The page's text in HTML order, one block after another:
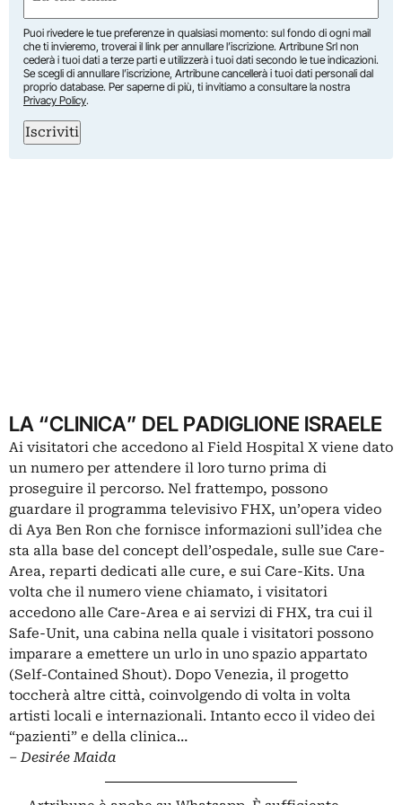
(Obbligatorio)
Puoi rivedere le tue preferenze in qualsiasi momento: sul fondo di ogni mail
che ti invieremo, troverai il link per annullare l’iscrizione. Artribune Srl non
cederà i tuoi dati a terze parti e utilizzerà i tuoi dati secondo le tue indicazioni.
Se scegli di annullare l’iscrizione, Artribune cancellerà i tuoi dati personali dal
proprio database. Per saperne di più, ti invitiamo a consultare la nostra
Privacy Policy.
Iscriviti
LA “CLINICA” DEL PADIGLIONE ISRAELE
Ai visitatori che accedono al Field Hospital X viene dato
un numero per attendere il loro turno prima di
proseguire il percorso. Nel frattempo, possono
guardare il programma televisivo FHX, un’opera video
di Aya Ben Ron che fornisce informazioni sull’idea che
sta alla base del concept dell’ospedale, sulle sue Care-
Area, reparti dedicati alle cure, e sui Care-Kits. Una
volta che il numero viene chiamato, i visitatori
accedono alle Care-Area e ai servizi di FHX, tra cui il
Safe-Unit, una cabina nella quale i visitatori possono
imparare a emettere un urlo in uno spazio appartato
(Self-Contained Shout). Dopo Venezia, il progetto
toccherà altre città, coinvolgendo di volta in volta
artisti locali e internazionali. Intanto ecco il video dei
“pazienti” e della clinica…
–Desirée Maida